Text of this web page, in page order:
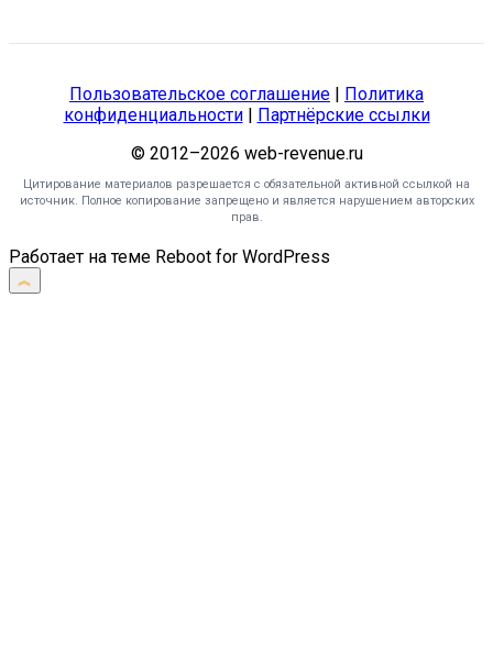
Пользовательское соглашение | Политика
конфиденциальности| Партнёрские ссылки
© 2012–2026 web-revenue.ru
Цитирование материалов разрешается с обязательной активной ссылкой на
источник. Полное копирование запрещено и является нарушением авторских
прав.
Работает на теме Reboot for WordPress